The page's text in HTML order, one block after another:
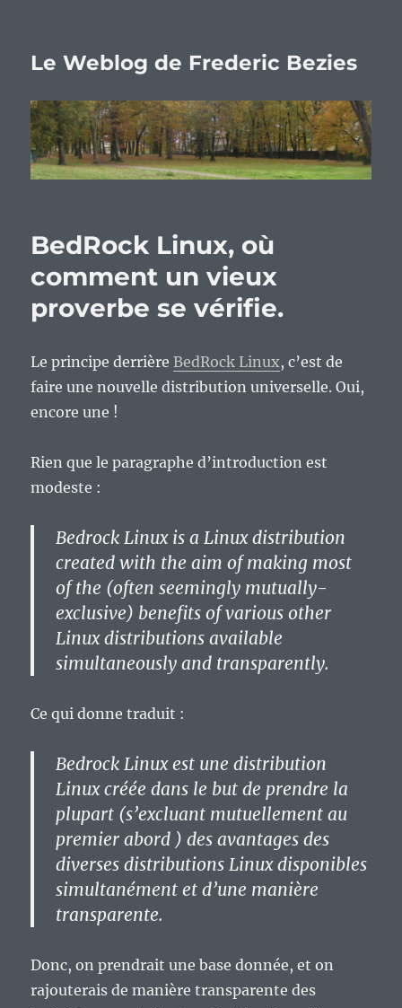
Le Weblog de Frederic Bezies
BedRock Linux, où
comment un vieux
proverbe se vérifie.
Le principe derrièreBedRock Linux, c’est de
faire une nouvelle distribution universelle. Oui,
encore une !
Rien que le paragraphe d’introduction est
modeste :
Bedrock Linux is a Linux distribution
created with the aim of making most
of the (often seemingly mutually-
exclusive) benefits of various other
Linux distributions available
simultaneously and transparently.
Ce qui donne traduit :
Bedrock Linux est une distribution
Linux créée dans le but de prendre la
plupart (s’excluant mutuellement au
premier abord ) des avantages des
diverses distributions Linux disponibles
simultanément et d’une manière
transparente.
Donc, on prendrait une base donnée, et on
rajouterais de manière transparente des